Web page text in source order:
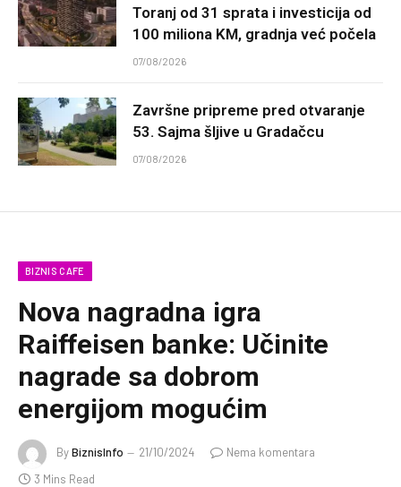
Toranj od 31 sprata i investicija od
100 miliona KM, gradnja već počela
07/08/2026
Završne pripreme pred otvaranje
53. Sajma šljive u Gradačcu
07/08/2026
BIZNIS CAFE
Nova nagradna igra
Raiffeisen banke: Učinite
nagrade sa dobrom
energijom mogućim
ByBiznisInfo 21/10/2024
Nema komentara
3 Mins Read